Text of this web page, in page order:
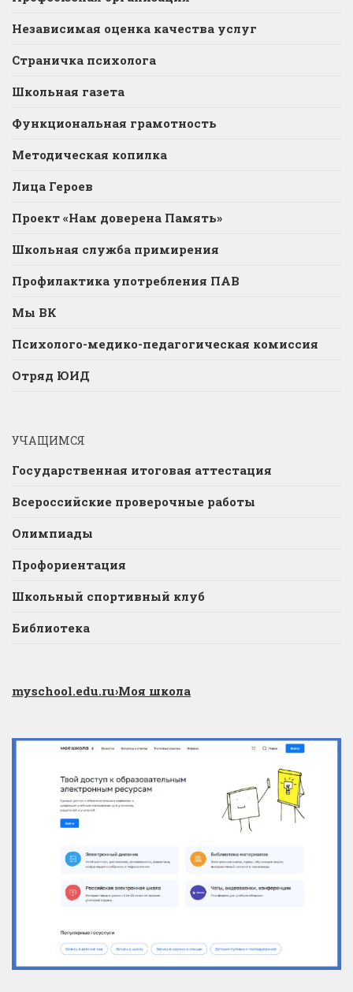
Независимая оценка качества услуг
Страничка психолога
Школьная газета
Функциональная грамотность
Методическая копилка
Лица Героев
Проект «Нам доверена Память»
Школьная служба примирения
Профилактика употребления ПАВ
Мы ВК
Психолого-медико-педагогическая комиссия
Отряд ЮИД
УЧАЩИМСЯ
Государственная итоговая аттестация
Всероссийские проверочные работы
Олимпиады
Профориентация
Школьный спортивный клуб
Библиотека
myschool.edu.ru›Моя школа